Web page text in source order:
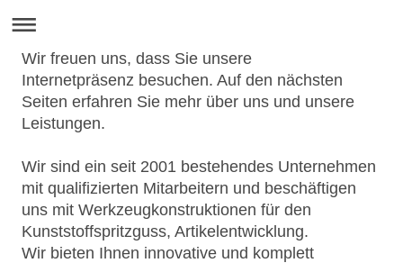
Wir freuen uns, dass Sie unsere
Internetpräsenz besuchen. Auf den nächsten
Seiten erfahren Sie mehr über uns und unsere
Leistungen.
Wir sind ein seit 2001 bestehendes Unternehmen
mit qualifizierten Mitarbeitern und beschäftigen
uns mit Werkzeugkonstruktionen für den
Kunststoffspritzguss, Artikelentwicklung.
Wir bieten Ihnen innovative und komplett